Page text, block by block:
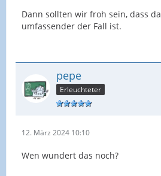
Dann sollten wir froh sein, dass
umfassender der Fall ist.
pepe
Erleuchteter
12. März 2024 10:10
Wen wundert das noch?